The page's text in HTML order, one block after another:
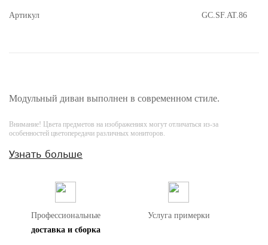
Артикул GC.SF.AT.86
Модульный диван выполнен в современном стиле.
Внимание! Цвета предметов на изображениях могут отличаться из-за
особенностей цветопередачи различных мониторов.
Узнать больше
Профессиональные
доставка и сборка
Услуга примерки